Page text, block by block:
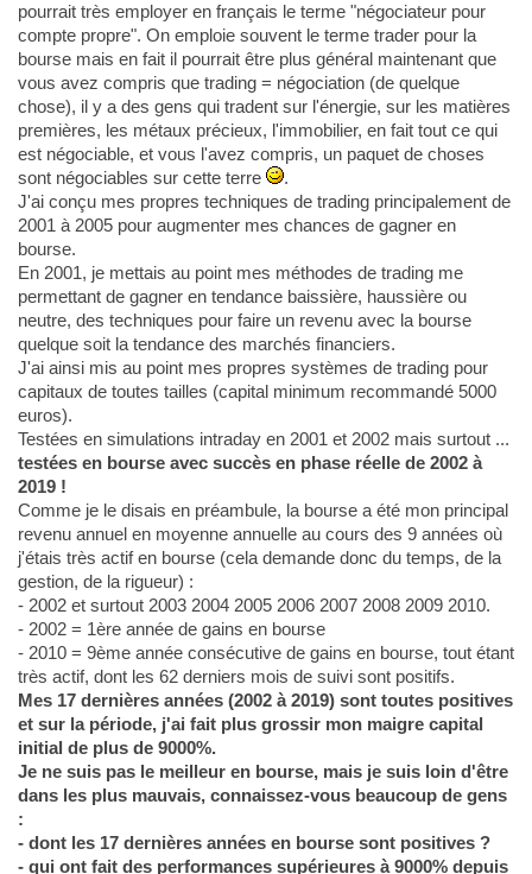
pourrait très employer en français le terme "négociateur pour
compte propre". On emploie souvent le terme trader pour la
bourse mais en fait il pourrait être plus général maintenant que
vous avez compris que trading = négociation (de quelque
chose), il y a des gens qui tradent sur l'énergie, sur les matières
premières, les métaux précieux, l'immobilier, en fait tout ce qui
est négociable, et vous l'avez compris, un paquet de choses
sont négociables sur cette terre
.
J'ai conçu mes propres techniques de trading principalement de
2001 à 2005 pour augmenter mes chances de gagner en
bourse.
En 2001, je mettais au point mes méthodes de trading me
permettant de gagner en tendance baissière, haussière ou
neutre, des techniques pour faire un revenu avec la bourse
quelque soit la tendance des marchés financiers.
J'ai ainsi mis au point mes propres systèmes de trading pour
capitaux de toutes tailles (capital minimum recommandé 5000
euros).
Testées en simulations intraday en 2001 et 2002 mais surtout ...
testées en bourse avec succès en phase réelle de 2002 à
2019 !
Comme je le disais en préambule, la bourse a été mon principal
revenu annuel en moyenne annuelle au cours des 9 années où
j'étais très actif en bourse (cela demande donc du temps, de la
gestion, de la rigueur) :
- 2002 et surtout 2003 2004 2005 2006 2007 2008 2009 2010.
- 2002 = 1ère année de gains en bourse
- 2010 = 9ème année consécutive de gains en bourse, tout étant
très actif, dont les 62 derniers mois de suivi sont positifs.
Mes 17 dernières années (2002 à 2019) sont toutes positives
et sur la période, j'ai fait plus grossir mon maigre capital
initial de plus de 9000%.
Je ne suis pas le meilleur en bourse, mais je suis loin d'être
dans les plus mauvais, connaissez-vous beaucoup de gens
:
- dont les 17 dernières années en bourse sont positives ?
- qui ont fait des performances supérieures à 9000% depuis